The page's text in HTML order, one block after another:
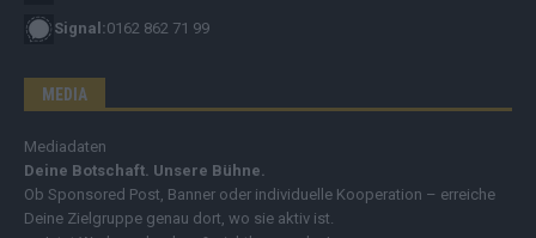
Signal:0162 862 71 99
MEDIA
Mediadaten
Deine Botschaft. Unsere Bühne.
Ob Sponsored Post, Banner oder individuelle Kooperation – erreiche
Deine Zielgruppe genau dort, wo sie aktiv ist.